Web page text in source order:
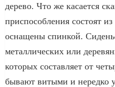
дерево. Что же касается
приспособления состоят
оснащены спинкой.
металлических или
которых составляет от
бывают витыми и нередко